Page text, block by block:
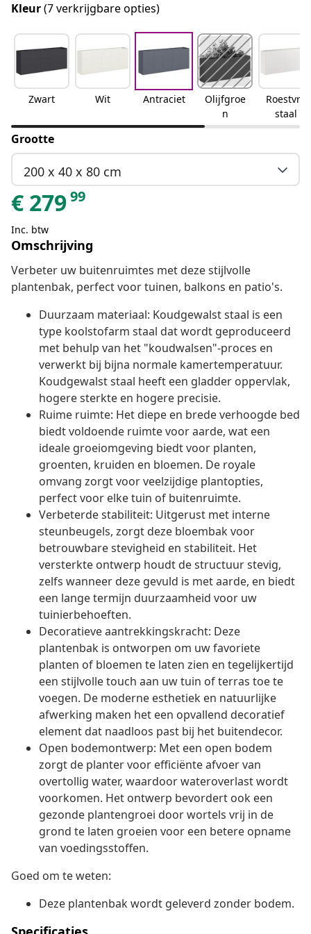
Kleur(7 verkrijgbare opties)
Zwart Wit Antraciet
Olijfgroe
n
Roestvrij
staal
Grootte
200 x 40 x 80 cm
€ 27999
Inc. btw
Omschrijving
Verbeter uw buitenruimtes met deze stijlvolle
plantenbak, perfect voor tuinen, balkons en patio's.
Duurzaam materiaal: Koudgewalst staal is een
type koolstofarm staal dat wordt geproduceerd
met behulp van het "koudwalsen"-proces en
verwerkt bij bijna normale kamertemperatuur.
Koudgewalst staal heeft een gladder oppervlak,
hogere sterkte en hogere precisie.
Ruime ruimte: Het diepe en brede verhoogde bed
biedt voldoende ruimte voor aarde, wat een
ideale groeiomgeving biedt voor planten,
groenten, kruiden en bloemen. De royale
omvang zorgt voor veelzijdige plantopties,
perfect voor elke tuin of buitenruimte.
Verbeterde stabiliteit: Uitgerust met interne
steunbeugels, zorgt deze bloembak voor
betrouwbare stevigheid en stabiliteit. Het
versterkte ontwerp houdt de structuur stevig,
zelfs wanneer deze gevuld is met aarde, en biedt
een lange termijn duurzaamheid voor uw
tuinierbehoeften.
Decoratieve aantrekkingskracht: Deze
plantenbak is ontworpen om uw favoriete
planten of bloemen te laten zien en tegelijkertijd
een stijlvolle touch aan uw tuin of terras toe te
voegen. De moderne esthetiek en natuurlijke
afwerking maken het een opvallend decoratief
element dat naadloos past bij het buitendecor.
Open bodemontwerp: Met een open bodem
zorgt de planter voor efficiënte afvoer van
overtollig water, waardoor wateroverlast wordt
voorkomen. Het ontwerp bevordert ook een
gezonde plantengroei door wortels vrij in de
grond te laten groeien voor een betere opname
van voedingsstoffen.
Goed om te weten:
Deze plantenbak wordt geleverd zonder bodem.